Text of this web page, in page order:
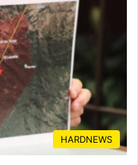
HARDNEWS